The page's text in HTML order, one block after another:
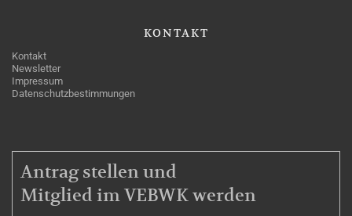
KONTAKT
Kontakt
Newsletter
Impressum
Datenschutzbestimmungen
MITGLIEDSCHAFT
Antrag stellen und
Mitglied im VEBWK werden